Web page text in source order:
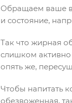
Обращаем ваше
и состояние,
Так что жирная
слишком
опять же,
Чтобы напитать
обезвоженная,